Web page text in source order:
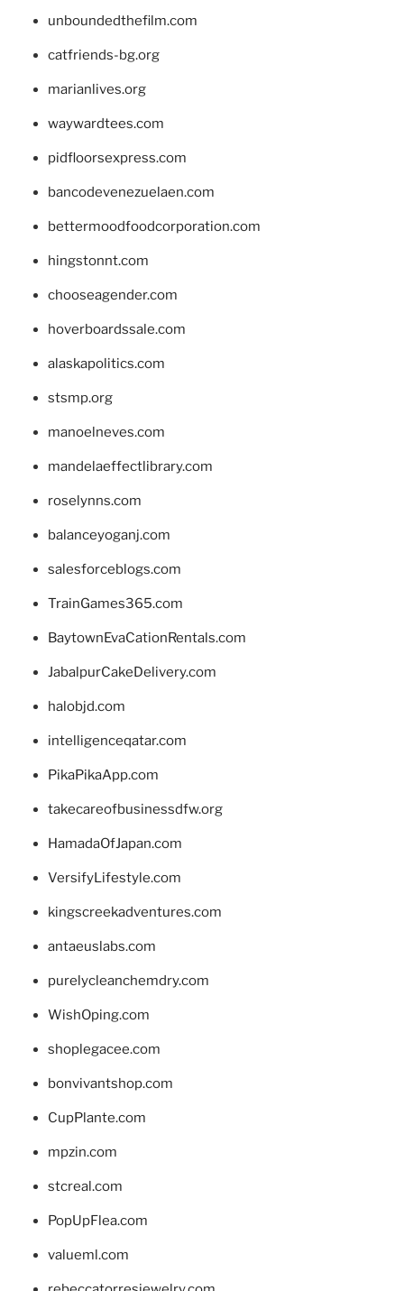
unboundedthefilm.com
catfriends-bg.org
marianlives.org
waywardtees.com
pidfloorsexpress.com
bancodevenezuelaen.com
bettermoodfoodcorporation.com
hingstonnt.com
chooseagender.com
hoverboardssale.com
alaskapolitics.com
stsmp.org
manoelneves.com
mandelaeffectlibrary.com
roselynns.com
balanceyoganj.com
salesforceblogs.com
TrainGames365.com
BaytownEvaCationRentals.com
JabalpurCakeDelivery.com
halobjd.com
intelligenceqatar.com
PikaPikaApp.com
takecareofbusinessdfw.org
HamadaOfJapan.com
VersifyLifestyle.com
kingscreekadventures.com
antaeuslabs.com
purelycleanchemdry.com
WishOping.com
shoplegacee.com
bonvivantshop.com
CupPlante.com
mpzin.com
stcreal.com
PopUpFlea.com
valueml.com